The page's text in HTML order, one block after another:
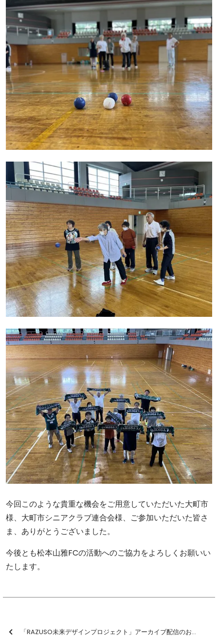
今回このような貴重な機会をご用意していただいた大町市
様、大町市シニアクラブ連合会様、ご参加いただいた皆さ
ま、ありがとうございました。
今後とも松本山雅FCの活動へのご協力をよろしくお願いい
たします。
「RAZUSO未来デザインプロジェクト」アーカイブ配信のお知らせ